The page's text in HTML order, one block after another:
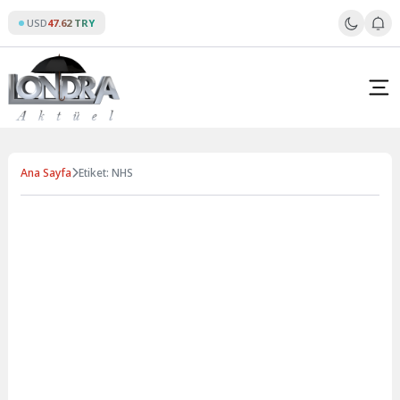
content
USD47.62 TRY
Ana Sayfa Etiket: NHS